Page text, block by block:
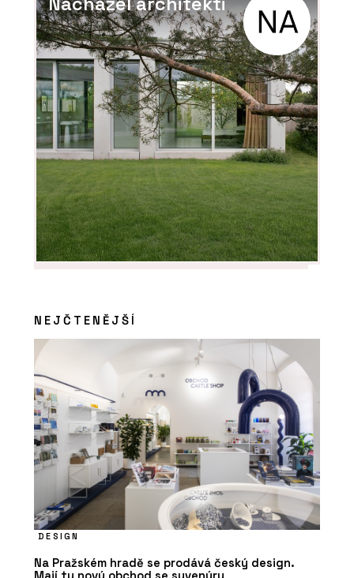
Prosklené příčky Dorsis i tam, kde je
nečekáte
PRODUKTY
Dveře a rámové zárubně FORTIUS
WOODY - Dorsis
O FIRMĚ
Dorsis s.r.o.
NEJČTENĚJŠÍ
DESIGN
Na Pražském hradě se prodává český design.